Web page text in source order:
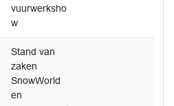
vuurwerksho
w
Stand van
zaken
SnowWorld
en